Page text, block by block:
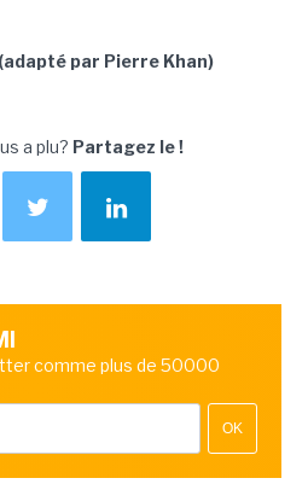
par Pierre Khan)
a plu? Partagez le !
comme plus de 50000
OK